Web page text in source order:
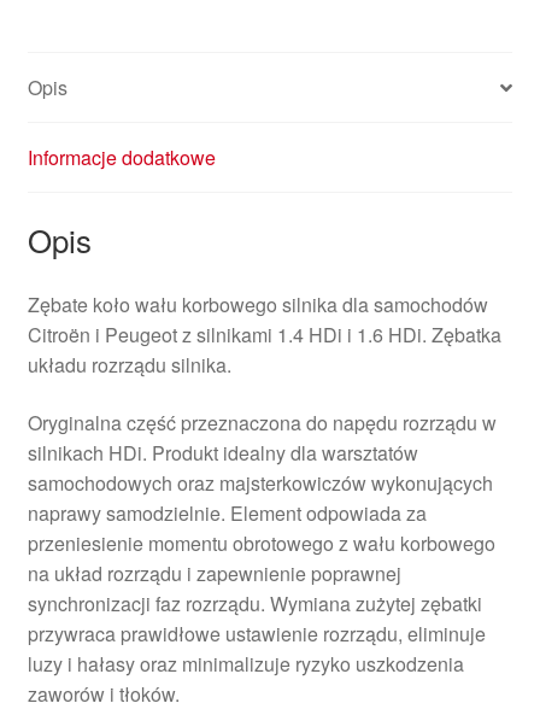
Opis
Informacje dodatkowe
Opis
Zębate koło wału korbowego silnika dla samochodów
Citroën i Peugeot z silnikami 1.4 HDi i 1.6 HDi. Zębatka
układu rozrządu silnika.
Oryginalna część przeznaczona do napędu rozrządu w
silnikach HDi. Produkt idealny dla warsztatów
samochodowych oraz majsterkowiczów wykonujących
naprawy samodzielnie. Element odpowiada za
przeniesienie momentu obrotowego z wału korbowego
na układ rozrządu i zapewnienie poprawnej
synchronizacji faz rozrządu. Wymiana zużytej zębatki
przywraca prawidłowe ustawienie rozrządu, eliminuje
luzy i hałasy oraz minimalizuje ryzyko uszkodzenia
zaworów i tłoków.